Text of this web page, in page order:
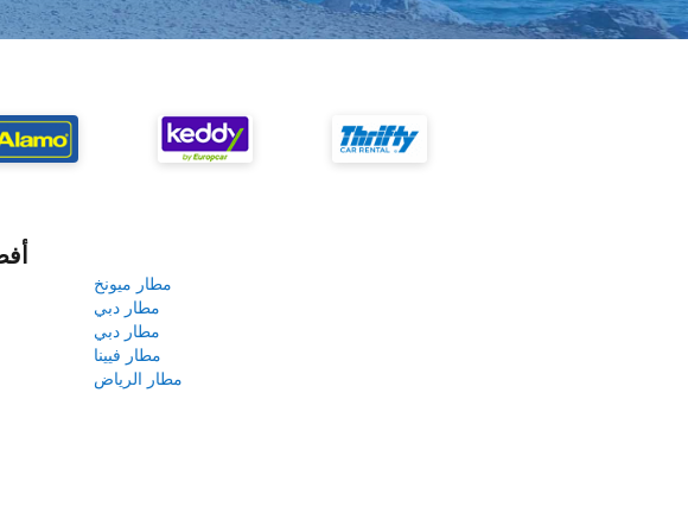
مطار ميونخ
مطار دبي
مطار دبي
مطار فيينا
مطار الرياض